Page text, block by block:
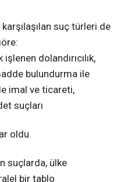
karşılaşılan suç türleri de
dolandırıcılık,
bulundurma ile
imal ve ticareti,
suçları
oldu.
suçlarda, ülke
bir tablo